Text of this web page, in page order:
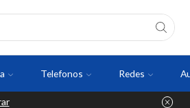
Telefonos Redes